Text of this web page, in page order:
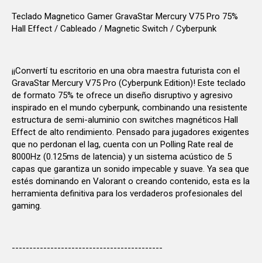
Teclado Magnetico Gamer GravaStar Mercury V75 Pro 75%
Hall Effect / Cableado / Magnetic Switch / Cyberpunk
¡¡Convertí tu escritorio en una obra maestra futurista con el
GravaStar Mercury V75 Pro (Cyberpunk Edition)! Este teclado
de formato 75% te ofrece un diseño disruptivo y agresivo
inspirado en el mundo cyberpunk, combinando una resistente
estructura de semi-aluminio con switches magnéticos Hall
Effect de alto rendimiento. Pensado para jugadores exigentes
que no perdonan el lag, cuenta con un Polling Rate real de
8000Hz (0.125ms de latencia) y un sistema acústico de 5
capas que garantiza un sonido impecable y suave. Ya sea que
estés dominando en Valorant o creando contenido, esta es la
herramienta definitiva para los verdaderos profesionales del
gaming.
-------------------------------------------